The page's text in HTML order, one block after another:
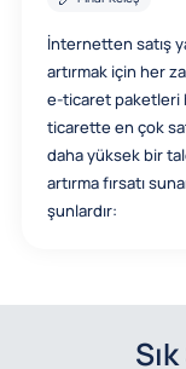
İnternetten satış
artırmak için her
e-ticaret paketleri
ticarette en çok
daha yüksek bir
artırma fırsatı
şunlardır: